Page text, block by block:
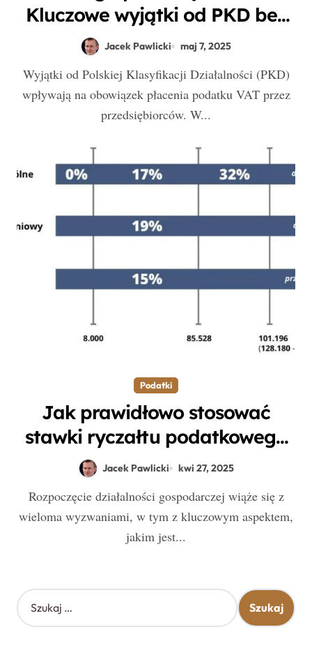
Kluczowe wyjątki od PKD bez
prawa do zwolnienia z VAT
Jacek Pawlicki maj 7, 2025
Wyjątki od Polskiej Klasyfikacji Działalności (PKD)
wpływają na obowiązek płacenia podatku VAT przez
przedsiębiorców. W...
Podatki
Jak prawidłowo stosować
stawki ryczałtu podatkowego
według PKD i uniknąć błędów
w rozliczeniach?
Jacek Pawlicki kwi 27, 2025
Rozpoczęcie działalności gospodarczej wiąże się z
wieloma wyzwaniami, w tym z kluczowym aspektem,
jakim jest...
S
z